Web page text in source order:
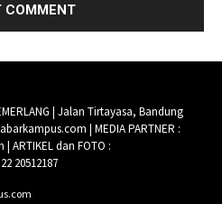
| Jalan Tirtayasa, Bandung
| MEDIA PARTNER :
ARTIKEL dan FOTO :
20512187